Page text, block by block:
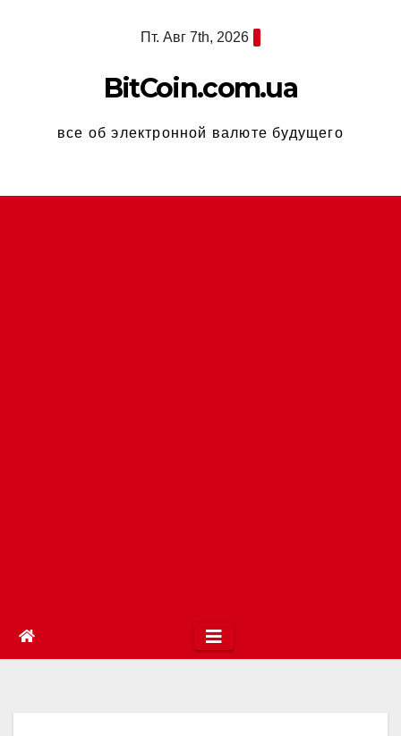
Пт. Авг 7th, 2026
BitCoin.com.ua
все об электронной валюте будущего